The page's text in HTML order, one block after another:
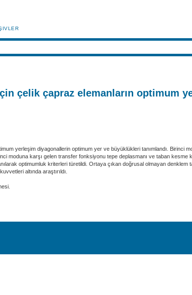
çelik çapraz elemanların optimum
yerleşim diyagonallerin optimum yer ve büyüklükleri tanımlandı. Birinci
moduna karşı gelen transfer fonksiyonu tepe deplasmanı ve taban
optimumluk kriterleri türetildi. Ortaya çıkan doğrusal olmayan denklem
altında araştırıldı.